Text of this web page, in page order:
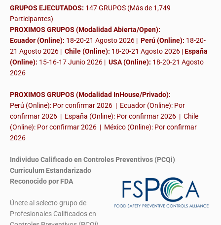
GRUPOS EJECUTADOS: 147 GRUPOS (Más de 1,749
Participantes)
PROXIMOS GRUPOS (Modalidad Abierta/Open):
Ecuador (Online): 18-20-21 Agosto 2026 | Perú (Online): 18-20-
21 Agosto 2026 | Chile (Online): 18-20-21 Agosto 2026 |España
(Online): 15-16-17 Junio 2026 | USA (Online): 18-20-21 Agosto
2026
PROXIMOS GRUPOS (Modalidad InHouse/Privado):
Perú (Online): Por confirmar 2026 | Ecuador (Online): Por
confirmar 2026 | España (Online): Por confirmar 2026 | Chile
(Online): Por confirmar 2026 | México (Online): Por confirmar
2026
Individuo Calificado en Controles Preventivos (PCQi)
Curriculum Estandarizado
Reconocido por FDA
Únete al selecto grupo de
Profesionales Calificados en